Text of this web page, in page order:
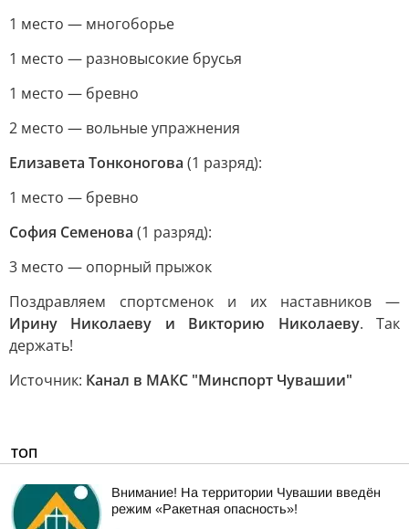
1 место — многоборье
1 место — разновысокие брусья
1 место — бревно
2 место — вольные упражнения
Елизавета Тонконогова (1 разряд):
1 место — бревно
София Семенова (1 разряд):
3 место — опорный прыжок
Поздравляем спортсменок и их наставников —
Ирину Николаеву и Викторию Николаеву. Так
держать!
Источник: Канал в МАКС "Минспорт Чувашии"
ТОП
Внимание! На территории Чувашии введён
режим «Ракетная опасность»!